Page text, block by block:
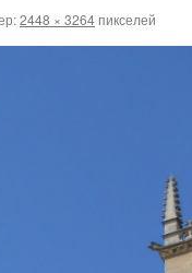
2448 × 3264пикселей